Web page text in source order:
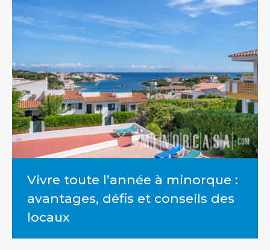
Vivre toute l’année à minorque :
avantages, défis et conseils des
locaux